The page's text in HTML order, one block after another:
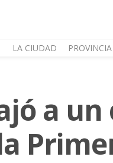
LA CIUDAD PROVINCIA
a